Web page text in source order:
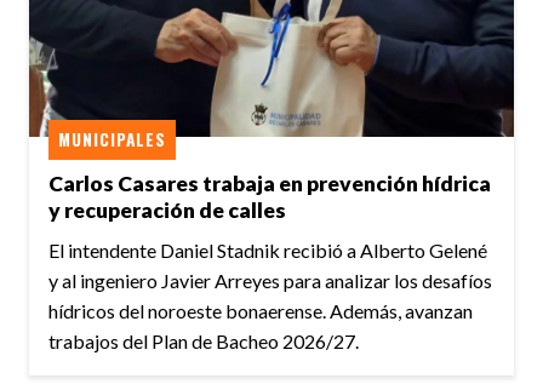
Carlos Casares trabaja en prevención hídrica
y recuperación de calles
MUNICIPALES
El intendente Daniel Stadnik recibió a Alberto Gelené
y al ingeniero Javier Arreyes para analizar los desafíos
hídricos del noroeste bonaerense. Además, avanzan
trabajos del Plan de Bacheo 2026/27.